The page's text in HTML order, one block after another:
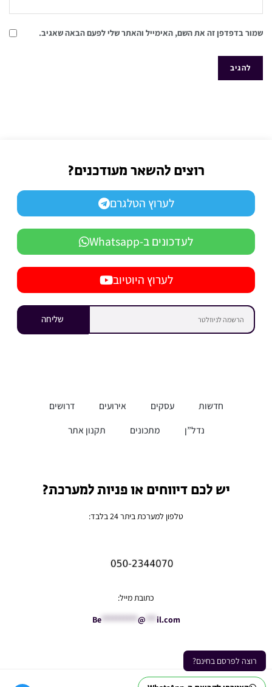
שמור בדפדפן זה את השם, האימייל והאתר שלי לפעם הבאה שאגיב.
רוצה לפרסם בחינם?
רוצים להשאר מעודכנים?
לערוץ הטלגרם
לעדכונים ב-Whatsapp
לערוץ היוטיוב
שליחה
חדשות עסקים אירועים
דרושים
נדל”ן
מתכונים תקנון אתר
יש לכם דיווחים או פניות למערכת?
טלפון למערכת ביתר 24 בלבד:
כתובת מייל:
Be********** @ *** il.com